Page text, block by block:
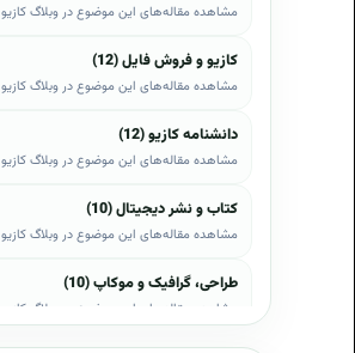
مشاهده مقاله‌های این موضوع در وبلاگ کازیو
کازیو و فروش فایل (12)
مشاهده مقاله‌های این موضوع در وبلاگ کازیو
دانشنامه کازیو (12)
مشاهده مقاله‌های این موضوع در وبلاگ کازیو
کتاب و نشر دیجیتال (10)
مشاهده مقاله‌های این موضوع در وبلاگ کازیو
طراحی، گرافیک و موکاپ (10)
مشاهده مقاله‌های این موضوع در وبلاگ کازیو